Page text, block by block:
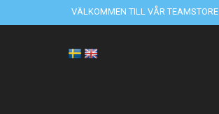
VÄLKOMMEN TILL VÅR TEAMSTORE